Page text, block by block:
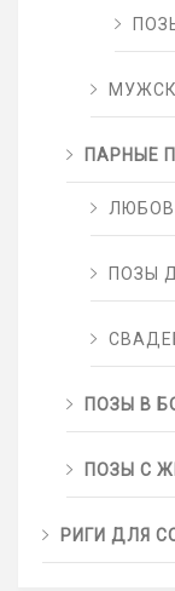
ПАРНЫЕ
ПОЗЫ
ПОЗЫ В
ПОЗЫ С
РИГИ ДЛЯ